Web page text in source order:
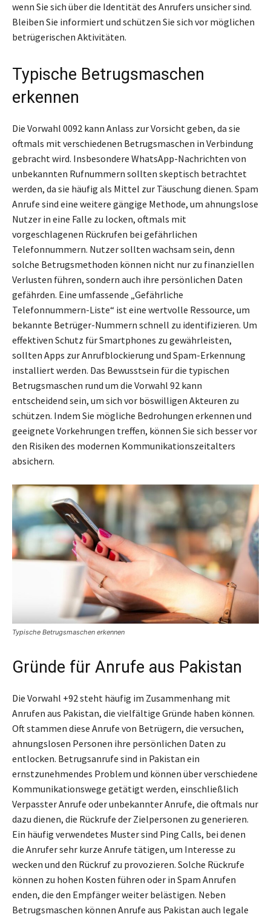
wenn Sie sich über die Identität des Anrufers unsicher sind.
Bleiben Sie informiert und schützen Sie sich vor möglichen
betrügerischen Aktivitäten.
Typische Betrugsmaschen
erkennen
Die Vorwahl 0092 kann Anlass zur Vorsicht geben, da sie
oftmals mit verschiedenen Betrugsmaschen in Verbindung
gebracht wird. Insbesondere WhatsApp-Nachrichten von
unbekannten Rufnummern sollten skeptisch betrachtet
werden, da sie häufig als Mittel zur Täuschung dienen. Spam
Anrufe sind eine weitere gängige Methode, um ahnungslose
Nutzer in eine Falle zu locken, oftmals mit
vorgeschlagenen Rückrufen bei gefährlichen
Telefonnummern. Nutzer sollten wachsam sein, denn
solche Betrugsmethoden können nicht nur zu finanziellen
Verlusten führen, sondern auch ihre persönlichen Daten
gefährden. Eine umfassende „Gefährliche
Telefonnummern-Liste“ ist eine wertvolle Ressource, um
bekannte Betrüger-Nummern schnell zu identifizieren. Um
effektiven Schutz für Smartphones zu gewährleisten,
sollten Apps zur Anrufblockierung und Spam-Erkennung
installiert werden. Das Bewusstsein für die typischen
Betrugsmaschen rund um die Vorwahl 92 kann
entscheidend sein, um sich vor böswilligen Akteuren zu
schützen. Indem Sie mögliche Bedrohungen erkennen und
geeignete Vorkehrungen treffen, können Sie sich besser vor
den Risiken des modernen Kommunikationszeitalters
absichern.
Typische Betrugsmaschen erkennen
Gründe für Anrufe aus Pakistan
Die Vorwahl +92 steht häufig im Zusammenhang mit
Anrufen aus Pakistan, die vielfältige Gründe haben können.
Oft stammen diese Anrufe von Betrügern, die versuchen,
ahnungslosen Personen ihre persönlichen Daten zu
entlocken. Betrugsanrufe sind in Pakistan ein
ernstzunehmendes Problem und können über verschiedene
Kommunikationswege getätigt werden, einschließlich
Verpasster Anrufe oder unbekannter Anrufe, die oftmals nur
dazu dienen, die Rückrufe der Zielpersonen zu generieren.
Ein häufig verwendetes Muster sind Ping Calls, bei denen
die Anrufer sehr kurze Anrufe tätigen, um Interesse zu
wecken und den Rückruf zu provozieren. Solche Rückrufe
können zu hohen Kosten führen oder in Spam Anrufen
enden, die den Empfänger weiter belästigen. Neben
Betrugsmaschen können Anrufe aus Pakistan auch legale